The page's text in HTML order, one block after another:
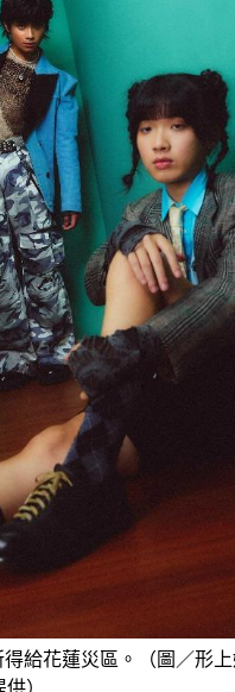
得給花蓮災區。（圖／形
供）